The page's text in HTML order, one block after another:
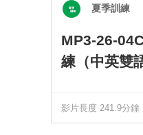
夏季訓練
MP3-26-
練（中英雙
影片長度 241.9分鐘